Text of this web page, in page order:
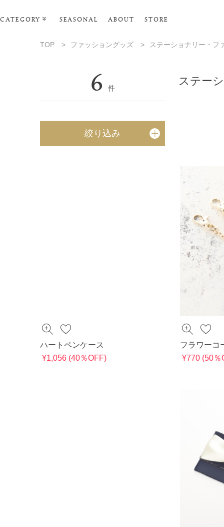
CATEGORY SEASONAL ABOUT STORE
ポーチ･トラベルグッズ
タオル・ヘアバンド
TOP > ファッショングッズ > ステーショナリー・フ
ステー
6 件
絞り込み
ハートペンケース
¥1,056 (40％OFF)
フラワーコ
¥770 (50％